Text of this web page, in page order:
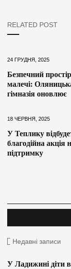
RELATED POST
24 ГРУДНЯ, 2025
Безпечний
малечі:
гімназія оновлює
18 ЧЕРВНЯ, 2025
У Теплику
благодійна акція
підтримку
Недавні записи
У Ладижині діти